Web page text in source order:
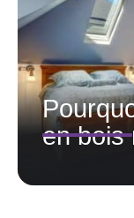
en bois